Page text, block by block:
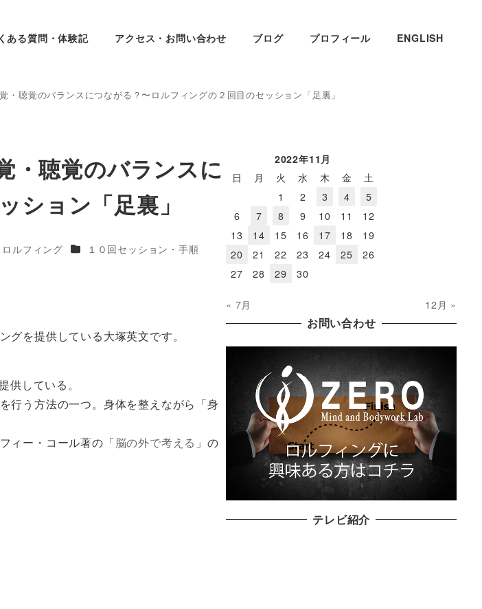
ある質問・体験記 アクセス・お問い合わせ ブログ プロフィール ENGLISH
・聴覚のバランスにつながる？〜ロルフィングの２回目のセッション「足裏」
・聴覚のバランスに
ション「足裏」
ゴリー
ロルフィング カテゴリー
１０回セッション・手順
を提供している大塚英文です。
している。
行う方法の一つ。身体を整えながら「身
ィー・コール著の「脳の外で考える 」の
2022年11月
日
月 火 水 木 金
土
1
2 3 4
5
6
7 8 9 10 11
12
13
14 15 16 17 18
19
20
21 22 23 24 25
26
27
28 29 30
« 7月 12月 »
お問い合わせ
テレビ紹介